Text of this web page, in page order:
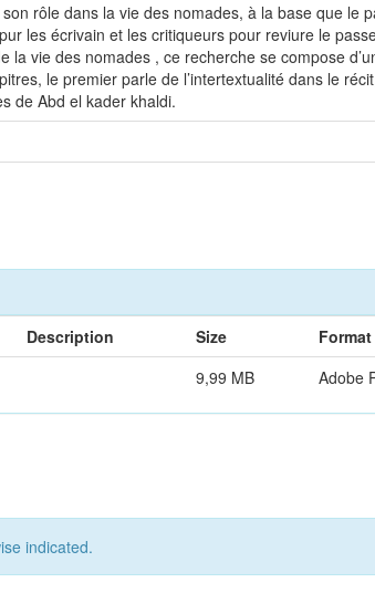
rôle dans la vie des nomades, à la base que le
les écrivain et les critiqueurs pour reviure le
la vie des nomades , ce recherche se compose
le premier parle de l’intertextualité dans le
de Abd el kader khaldi.
Description Size
Format
9,99 MB Adobe
indicated.